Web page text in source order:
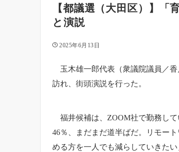
【都議選（大田区）】
と演説
2025年6月13日
玉木雄一郎代表（衆議院議員／香
訪れ、街頭演説を行った。
福井候補は、ZOOM社で勤務して
46％、まだまだ道半ばだ。リモー
める方を一人でも減らしていきた